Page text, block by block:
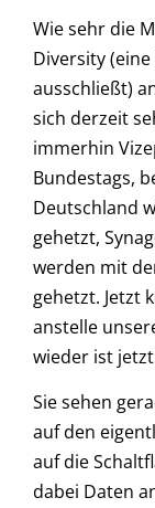
Wie sehr die
Diversity
ausschließt)
sich derzeit
immerhin
Bundestags,
Deutschland
gehetzt,
werden mit
gehetzt. Jetzt
anstelle
wieder ist
Sie sehen
auf den
auf die
dabei Daten